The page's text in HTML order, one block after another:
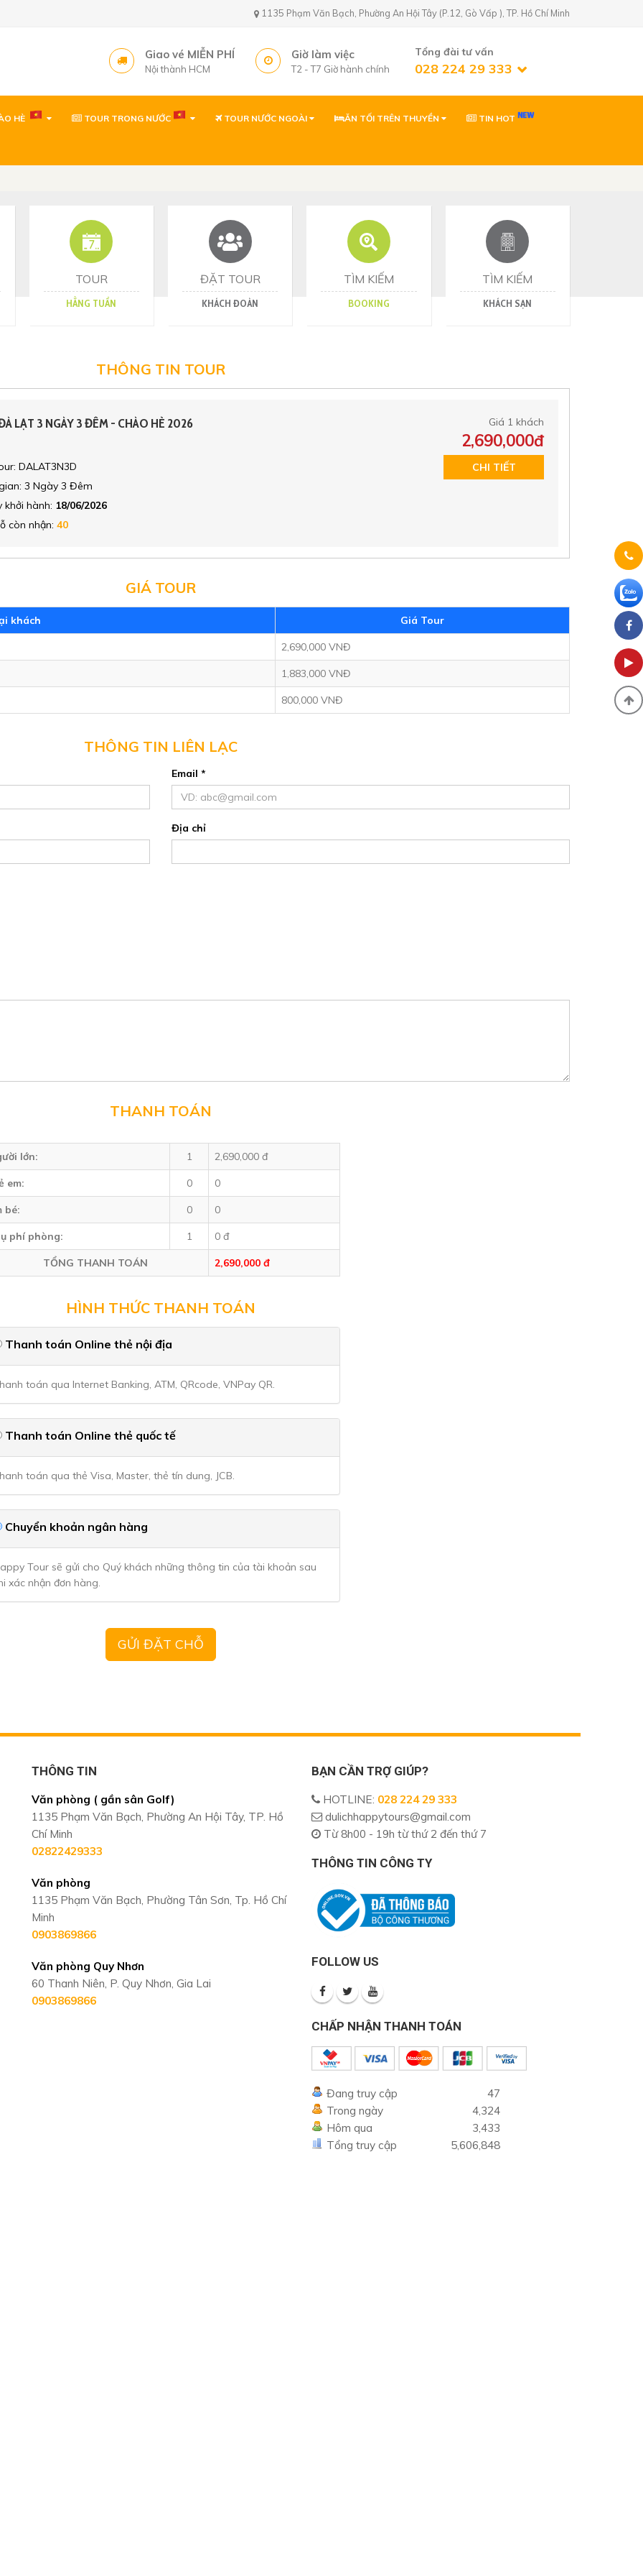
1135 Phạm Văn Bạch, Phường An Hội Tây (P.12, Gò Vấp ), TP. Hồ Chí Minh
Giao vé MIỄN PHÍ
Nội thành HCM
Giờ làm việc
T2 - T7 Giờ hành chính
Tổng đài tư vấn
028 224 29 333
Văn phòng ( gần sân Golf) 02822429333
Tp. Hồ Chí Minh
Văn phòng Quy Nhơn
60 Thanh Niên, P. Quy Nhơn, Gia Lai
HÈ TOUR TRONG NƯỚC TOUR NƯỚC NGOÀI ĂN TỐI TRÊN THUYỀN TIN HOT
TOUR
HẰNG TUẦN
ĐẶT TOUR
KHÁCH ĐOÀN
TÌM KIẾM
BOOKING
TÌM KIẾM
KHÁCH SẠN
THÔNG TIN TOUR
LẠT 3 NGÀY 3 ĐÊM - CHÀO HÈ 2026
DALAT3N3D
3 Ngày 3 Đêm
khởi hành: 18/06/2026
còn nhận: 40
Giá 1 khách
2,690,000đ
CHI TIẾT
GIÁ TOUR
khách Giá Tour
2,690,000 VNĐ
1,883,000 VNĐ
800,000 VNĐ
THÔNG TIN LIÊN LẠC
Email *
Địa chỉ
THANH TOÁN
lớn: 1 2,690,000 đ
em: 0 0
bé: 0 0
phí phòng: 1 0 đ
TỔNG THANH TOÁN 2,690,000 đ
HÌNH THỨC THANH TOÁN
Thanh toán Online thẻ nội địa
toán qua Internet Banking, ATM, QRcode, VNPay QR.
Thanh toán Online thẻ quốc tế
toán qua thẻ Visa, Master, thẻ tín dung, JCB.
Chuyển khoản ngân hàng
Tour sẽ gửi cho Quý khách những thông tin của tài khoản sau
xác nhận đơn hàng.
THÔNG TIN
Văn phòng ( gần sân Golf)
1135 Phạm Văn Bạch, Phường An Hội Tây, TP. Hồ
Chí Minh
02822429333
Văn phòng
1135 Phạm Văn Bạch, Phường Tân Sơn, Tp. Hồ Chí
Minh
0903869866
Văn phòng Quy Nhơn
60 Thanh Niên, P. Quy Nhơn, Gia Lai
0903869866
BẠN CẦN TRỢ GIÚP?
HOTLINE: 028 224 29 333
dulichhappytours@gmail.com
Từ 8h00 - 19h từ thứ 2 đến thứ 7
THÔNG TIN CÔNG TY
FOLLOW US
CHẤP NHẬN THANH TOÁN
Đang truy cập
47
Trong ngày
4,324
Hôm qua
3,433
Tổng truy cập
5,606,848